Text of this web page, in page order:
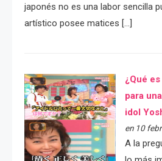
japonés no es una labor sencilla
artístico posee matices […]
¿Qué
para
idol
en 10
A la